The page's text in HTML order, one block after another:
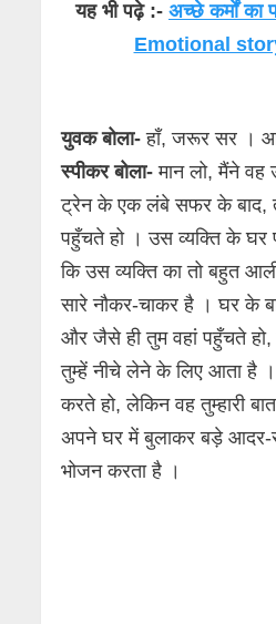
यह भी पढ़े :- अच्छे कर्मों
Emotional
युवक बोला-हाँ, जरूर सर ।
स्पीकर बोला- मान लो, मैंने वह
ट्रेन के एक लंबे सफर के बाद,
पहुँचते हो । उस व्यक्ति के घर
कि उस व्यक्ति का तो बहुत
सारे नौकर-चाकर है । घर के
और जैसे ही तुम वहां पहुँचते
तुम्हें नीचे लेने के लिए आता है ।
करते हो, लेकिन वह तुम्हारी
अपने घर में बुलाकर बड़े आदर-
भोजन करता है ।